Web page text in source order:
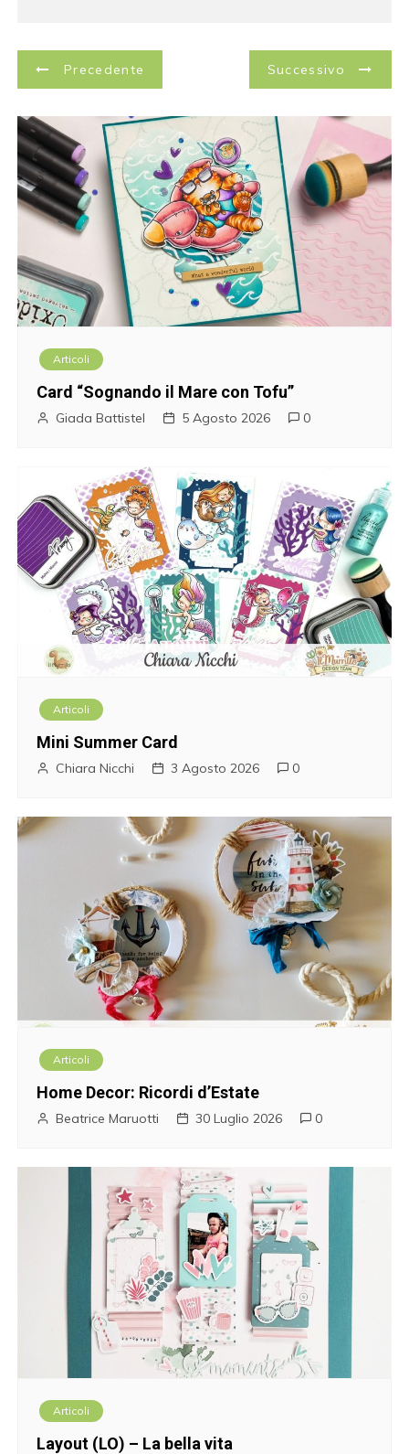
N
a
v
i
g
a
z
a
r
t
Precedente Successivo
Articoli
Card “Sognando il Mare con Tofu”
Giada Battistel 5 Agosto 2026 0
Articoli
Mini Summer Card
Chiara Nicchi 3 Agosto 2026 0
Articoli
Home Decor: Ricordi d’Estate
Beatrice Maruotti 30 Luglio 2026 0
Articoli
Layout (LO) – La bella vita